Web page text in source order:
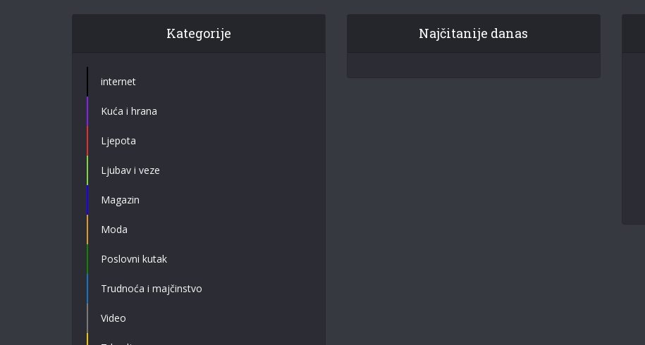
Kategorije
internet
Kuća i hrana
Ljepota
Ljubav i veze
Magazin
Moda
Poslovni kutak
Trudnoća i majčinstvo
Video
Najčitanije danas